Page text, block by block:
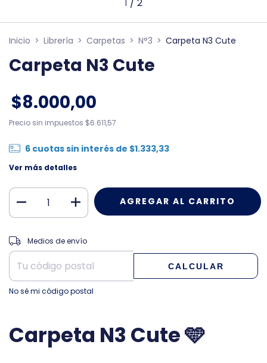
Inicio > Librería > Carpetas > N°3 > Carpeta N3 Cute
Carpeta N3 Cute
$8.000,00
Precio sin impuestos $6.611,57
6 cuotas sin interés de $1.333,33
Ver más detalles
Entregas para el CP:
Medios de envío
CALCULAR
No sé mi código postal
Carpeta N3 Cute 🩵